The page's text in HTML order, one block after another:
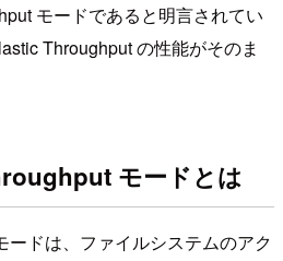
モードであると明言されてい
Throughput の性能がそのま
モードとは
ードは、ファイルシステムのアク